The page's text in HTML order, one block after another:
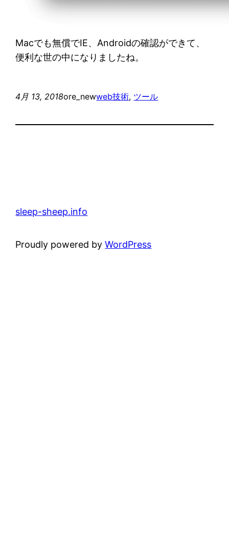
Macでも無償でIE、Androidの確認ができて、
便利な世の中になりましたね。
4月 13, 2018ore_newweb技術, ツール
sleep-sheep.info
Proudly powered byWordPress